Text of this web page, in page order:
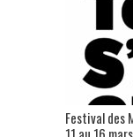
Festival des